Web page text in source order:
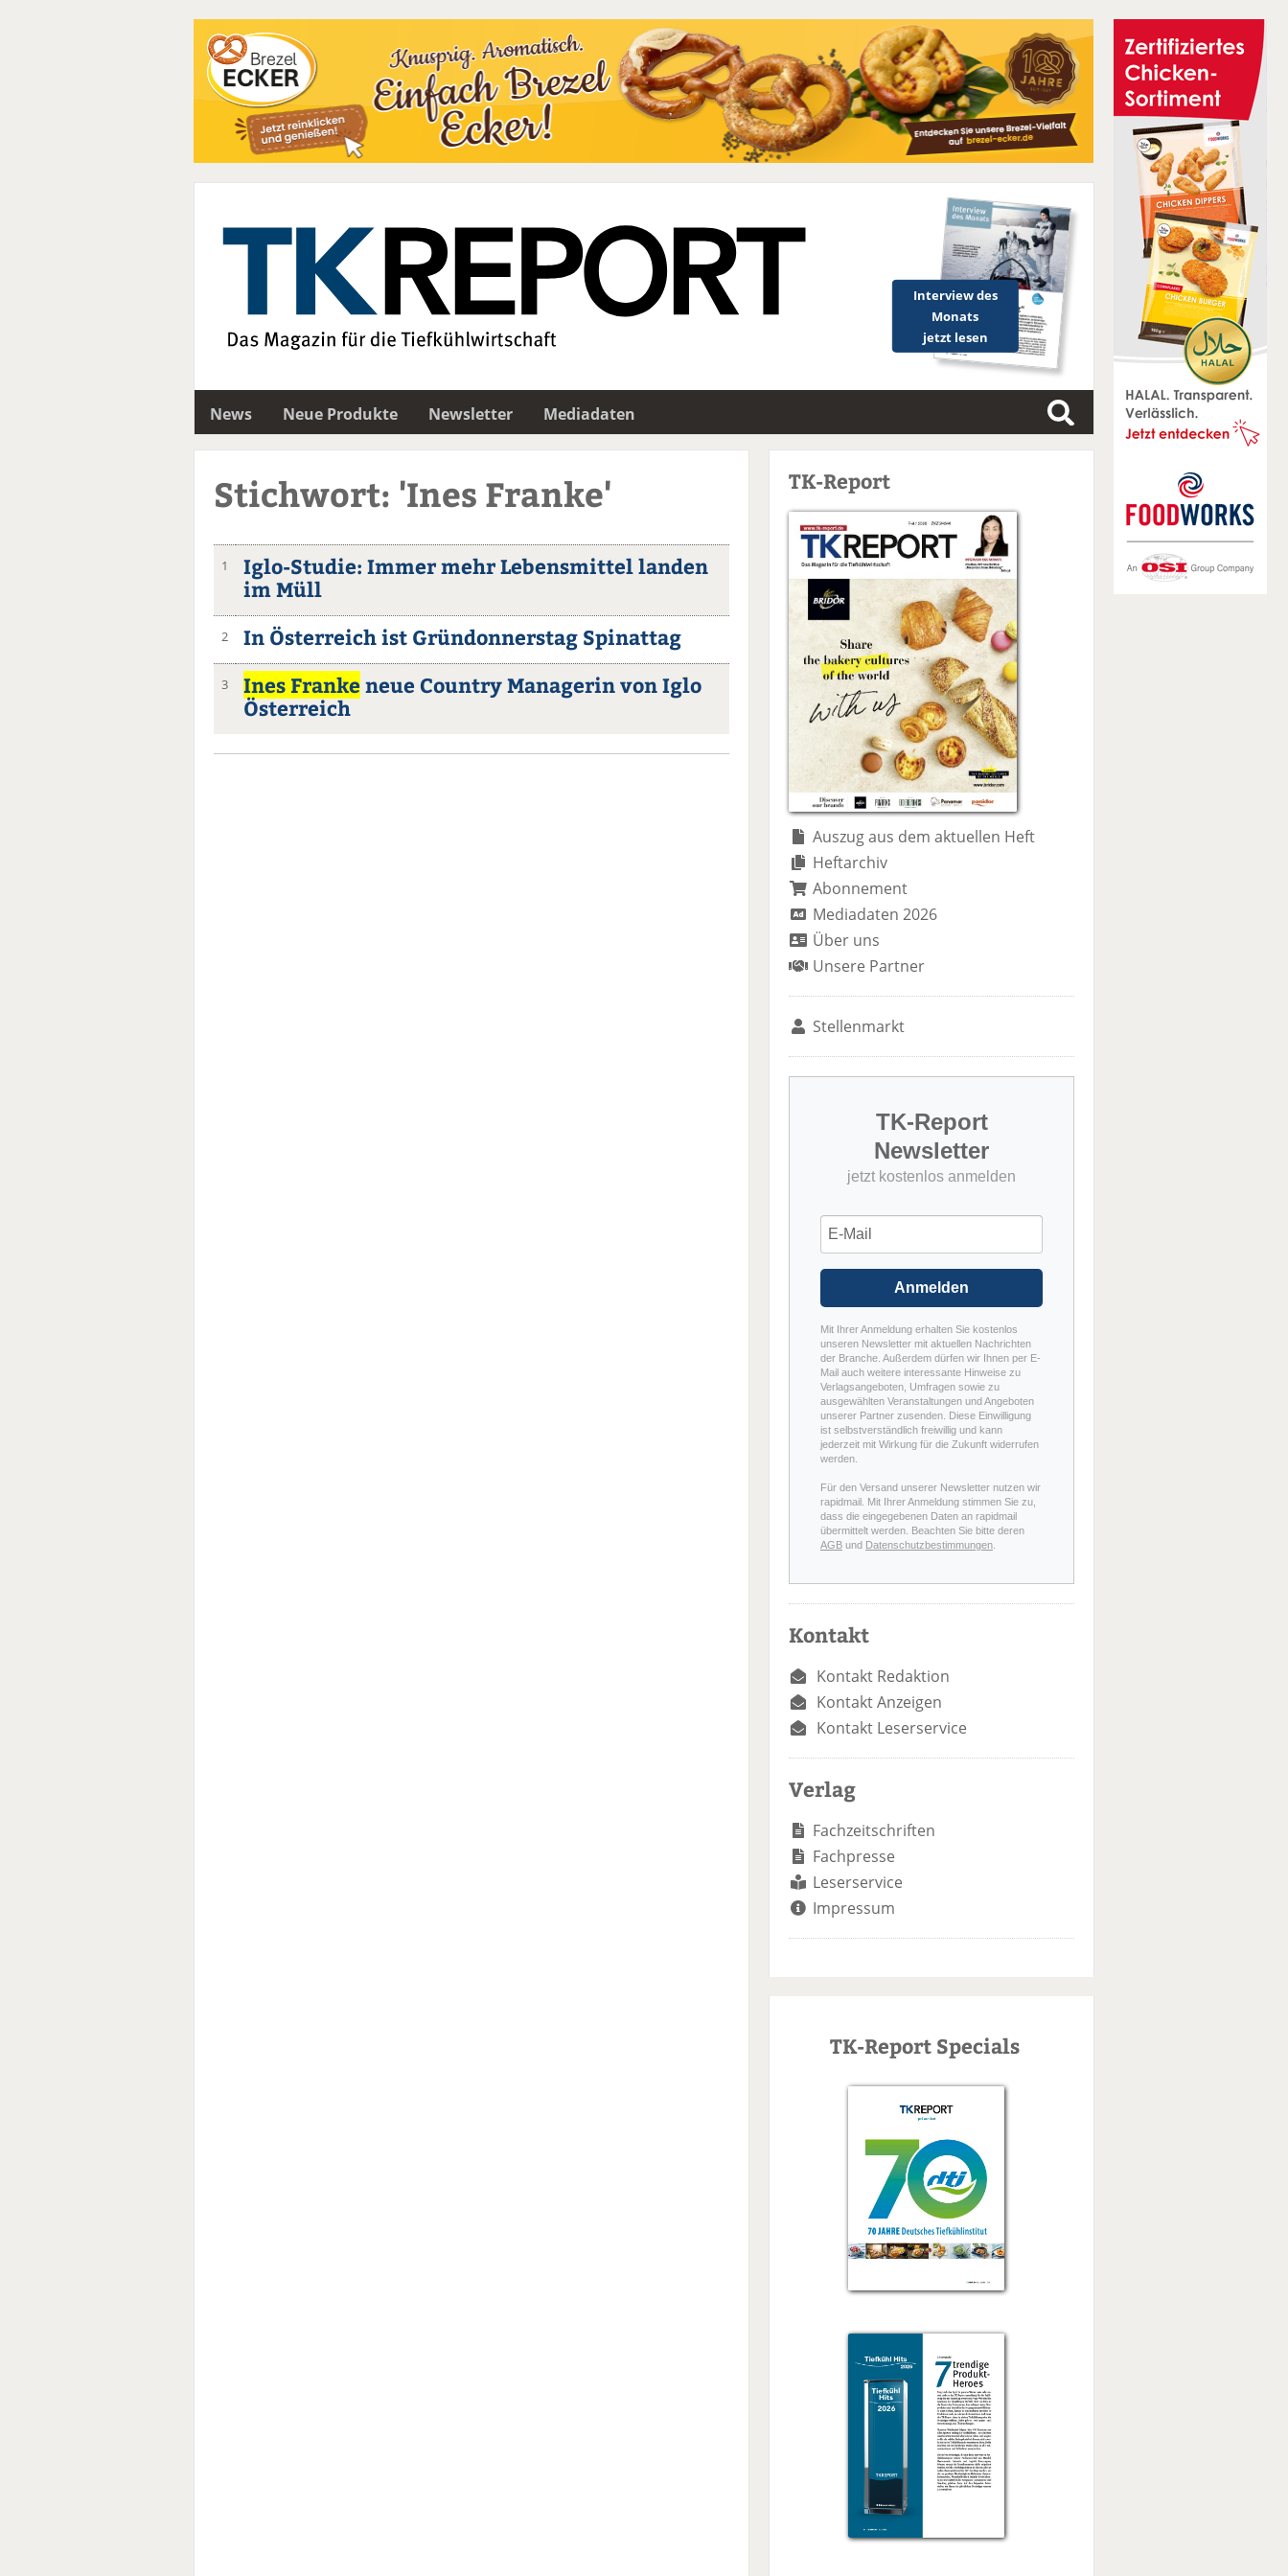
Interview des
Monats
jetzt lesen
News Neue Produkte Newsletter
Mediadaten
S
u
Stichwort: 'Ines Franke'
1
Iglo-Studie: Immer mehr Lebensmittel landen
im Müll
2 In Österreich ist Gründonnerstag Spinattag
3 Ines Frankeneue Country Managerin von Iglo
Österreich
TK-Report
Auszug aus dem aktuellen Heft
Heftarchiv
Abonnement
Mediadaten 2026
Über uns
Unsere Partner
Stellenmarkt
TK-Report
Newsletter
jetzt kostenlos anmelden
Anmelden
Mit Ihrer Anmeldung erhalten Sie kostenlos
unseren Newsletter mit aktuellen Nachrichten
der Branche. Außerdem dürfen wir Ihnen per E-
Mail auch weitere interessante Hinweise zu
Verlagsangeboten, Umfragen sowie zu
ausgewählten Veranstaltungen und Angeboten
unserer Partner zusenden. Diese Einwilligung
ist selbstverständlich freiwillig und kann
jederzeit mit Wirkung für die Zukunft widerrufen
werden.
Für den Versand unserer Newsletter nutzen wir
rapidmail. Mit Ihrer Anmeldung stimmen Sie zu,
dass die eingegebenen Daten an rapidmail
übermittelt werden. Beachten Sie bitte deren
AGB und Datenschutzbestimmungen
Kontakt
Kontakt Redaktion
Kontakt Anzeigen
Kontakt Leserservice
Verlag
Fachzeitschriften
Fachpresse
Leserservice
Impressum
TK-Report Specials